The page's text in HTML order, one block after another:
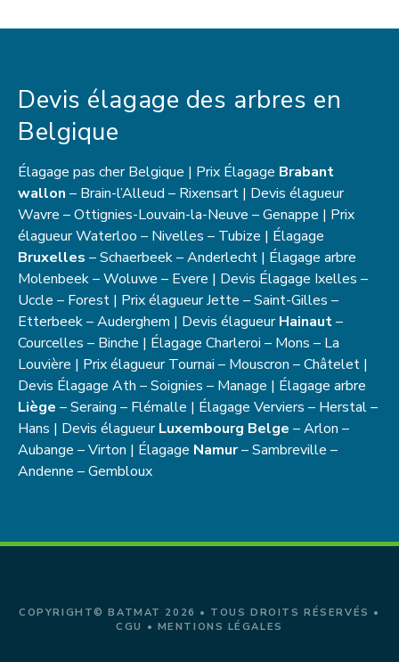
Devis élagage des arbres en
Belgique
Élagage pas cher Belgique | Prix Élagage Brabant
wallon – Brain-l’Alleud – Rixensart | Devis élagueur
Wavre – Ottignies-Louvain-la-Neuve – Genappe | Prix
élagueur Waterloo – Nivelles – Tubize | Élagage
Bruxelles – Schaerbeek – Anderlecht | Élagage arbre
Molenbeek – Woluwe – Evere | Devis Élagage Ixelles –
Uccle – Forest | Prix élagueur Jette – Saint-Gilles –
Etterbeek – Auderghem | Devis élagueurHainaut–
Courcelles – Binche | Élagage Charleroi – Mons – La
Louvière | Prix élagueur Tournai – Mouscron – Châtelet |
Devis Élagage Ath – Soignies – Manage | Élagage arbre
Liège – Seraing – Flémalle | Élagage Verviers – Herstal –
Hans | Devis élagueurLuxembourg Belge – Arlon –
Aubange – Virton | Élagage Namur– Sambreville –
Andenne – Gembloux
COPYRIGHT© BATMAT 2026 • TOUS DROITS RÉSERVÉS •
CGU • MENTIONS LÉGALES